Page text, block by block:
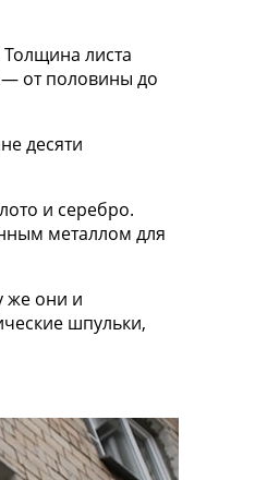
листа
— от половины до
десяти
и серебро.
металлом для
же они и
шпульки,